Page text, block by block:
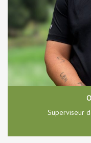
Superviseur